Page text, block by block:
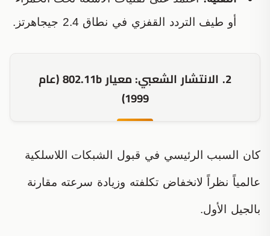
أو طيف التردد القفزي في نطاق 2.4 جيجاهرتز.
2. الانتشار الشعبي: معيار 802.11b (عام
1999)
كان السبب الرئيسي في قبول الشبكات اللاسلكية
عالمياً نظراً لانخفاض تكلفته وزيادة سرعته مقارنة
بالجيل الأول.